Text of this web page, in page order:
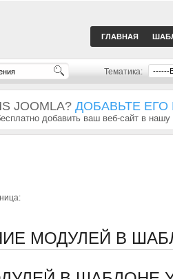
ГЛАВНАЯ
Тематика:
JOOMLA? ДОБАВЬТЕ ЕГО
добавить ваш веб-сайт в нашу
МОДУЛЕЙ В